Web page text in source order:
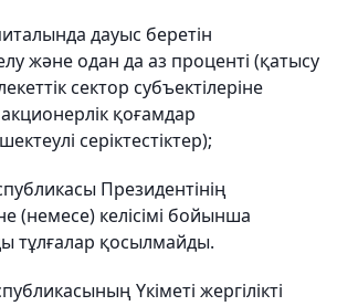
дауыс беретін
және одан да аз проценті (қатысу
сектор субъектілеріне
қоғамдар
серіктестіктер);
Президентінің
(немесе) келісімі бойынша
тұлғалар қосылмайды.
Үкіметі жергілікті